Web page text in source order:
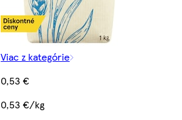
Viac z kategórie
0,53 €
0,53 €/kg